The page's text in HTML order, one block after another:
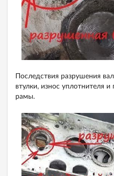
Последствия разрушения
втулки, износ уплотнителя
рамы.